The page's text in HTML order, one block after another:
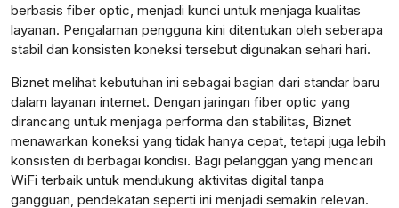
berbasis fiber optic, menjadi kunci untuk menjaga kualitas
layanan. Pengalaman pengguna kini ditentukan oleh seberapa
stabil dan konsisten koneksi tersebut digunakan sehari hari.
Biznet melihat kebutuhan ini sebagai bagian dari standar baru
dalam layanan internet. Dengan jaringan fiber optic yang
dirancang untuk menjaga performa dan stabilitas, Biznet
menawarkan koneksi yang tidak hanya cepat, tetapi juga lebih
konsisten di berbagai kondisi. Bagi pelanggan yang mencari
WiFi terbaik untuk mendukung aktivitas digital tanpa
gangguan, pendekatan seperti ini menjadi semakin relevan.